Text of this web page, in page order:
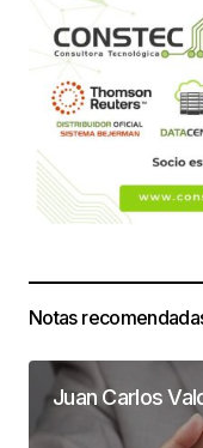
Notas
Juan Carlos